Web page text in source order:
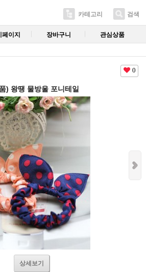
카테고리 검색
페이지 장바구니 관심상품
0
) 왕땡 물방울 포니테일
상세보기